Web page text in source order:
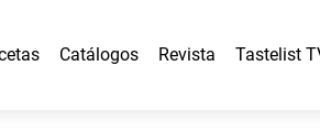
Catálogos Revista Tastelist